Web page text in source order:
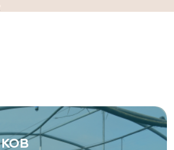
Ростов-на-Дону,
ул, дом № 37